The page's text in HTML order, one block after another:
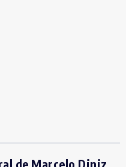
de Marcelo Diniz